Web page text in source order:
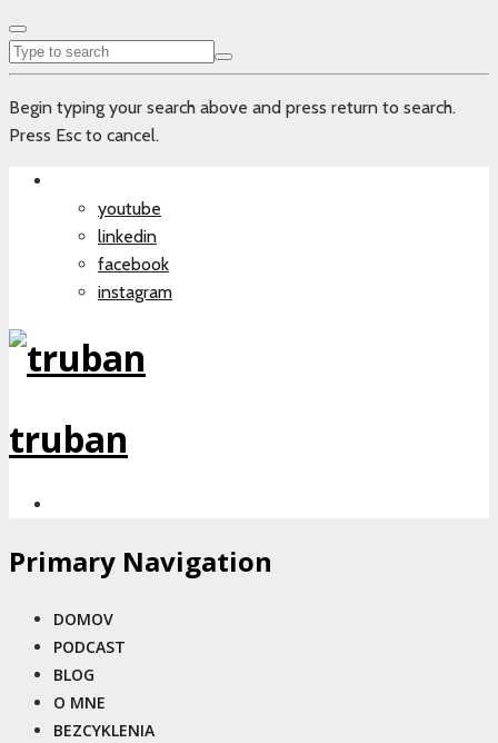
Begin typing your search above and press return to search.
Press Esc to cancel.
youtube
linkedin
facebook
instagram
truban
Primary Navigation
DOMOV
PODCAST
BLOG
O MNE
BEZCYKLENIA